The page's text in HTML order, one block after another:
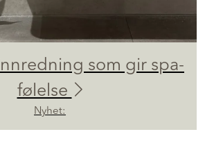
som gir spa-
følelse
Nyhet: